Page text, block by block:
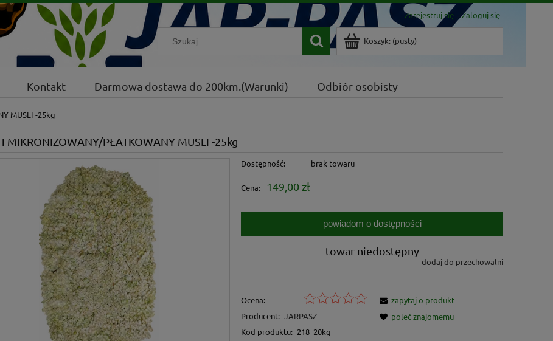
Zarejestruj się Zaloguj się
Koszyk: (pusty)
Kontakt Darmowa dostawa do 200km.(Warunki) Odbiór osobisty
MUSLI -25kg
MIKRONIZOWANY/PŁATKOWANY MUSLI -25kg
Dostępność: brak towaru
Cena: 149,00 zł
powiadom o dostępności
towar niedostępny
dodaj do przechowalni
Ocena:
Producent: JARPASZ
Kod produktu: 218_20kg
zapytaj o produkt
poleć znajomemu